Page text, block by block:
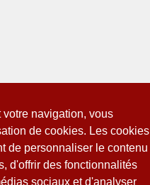
votre navigation, vous
de cookies. Les cookies
de personnaliser le contenu
d'offrir des fonctionnalités
sociaux et d'analyser